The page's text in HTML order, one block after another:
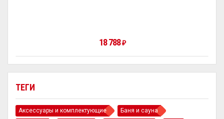
ТЕГИ
Аксессуары и комплектующие
Баня и сауна
18 788₽